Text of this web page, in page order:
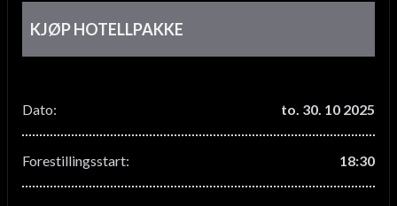
KJØP HOTELLPAKKE
Dato: to. 30. 10 2025
Forestillingsstart: 18:30